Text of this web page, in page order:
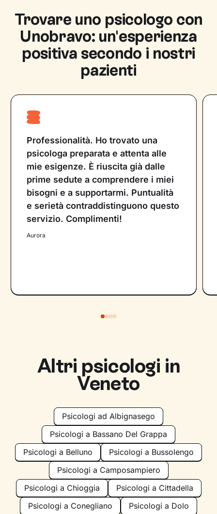
sostegno psicologico. Lo psicoterapeuta è
uno psicologo o psichiatra che utilizza diverse
tecniche psicoterapeutiche su cui è
specializzato, per fornire supporto
psicologico. Entrambe le figure professionali
lavorano con l’obiettivo di migliorare la vita
Trovare uno psicologo con
Unobravo: un'esperienza
positiva secondo i nostri
pazienti
Professionalità. Ho trovato una
psicologa preparata e attenta alle
mie esigenze. È riuscita già dalle
prime sedute a comprendere i miei
bisogni e a supportarmi. Puntualità
e serietà contraddistinguono questo
servizio. Complimenti!
Aurora
Altri psicologi in
Veneto
Psicologi ad Albignasego
Psicologi a Bassano Del Grappa
Psicologi a Belluno
Psicologi a Bussolengo
Psicologi a Camposampiero
Psicologi a Chioggia
Psicologi a Cittadella
Psicologi a Conegliano
Psicologi a Dolo